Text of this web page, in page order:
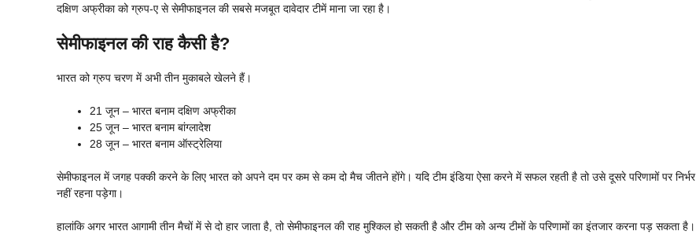
दक्षिण अफ्रीका को ग्रुप-ए से सेमीफाइनल की सबसे मजबूत दावेदार टीमें माना जा रहा है।
सेमीफाइनल की राह कैसी है?
भारत को ग्रुप चरण में अभी तीन मुकाबले खेलने हैं।
21 जून – भारत बनाम दक्षिण अफ्रीका
25 जून – भारत बनाम बांग्लादेश
28 जून – भारत बनाम ऑस्ट्रेलिया
सेमीफाइनल में जगह पक्की करने के लिए भारत को अपने दम पर कम से कम दो मैच जीतने होंगे। यदि टीम इंडिया ऐसा करने में सफल रहती है तो उसे दूसरे परिणामों पर निर्भर
नहीं रहना पड़ेगा।
हालांकि अगर भारत आगामी तीन मैचों में से दो हार जाता है, तो सेमीफाइनल की राह मुश्किल हो सकती है और टीम को अन्य टीमों के परिणामों का इंतजार करना पड़ सकता है।